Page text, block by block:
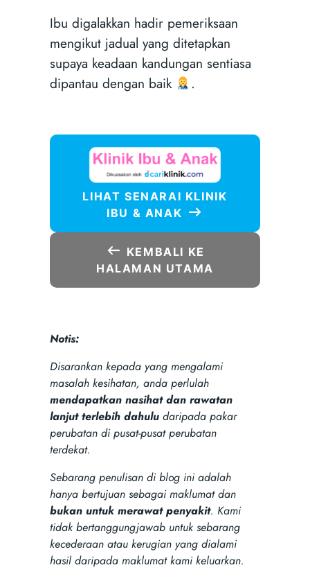
Ibu digalakkan hadir pemeriksaan
mengikut jadual yang ditetapkan
supaya keadaan kandungan sentiasa
dipantau dengan baik
.
LIHAT SENARAI KLINIK
IBU & ANAK
KEMBALI KE
HALAMAN UTAMA
Notis:
Disarankan kepada yang mengalami
masalah kesihatan, anda perlulah
mendapatkan nasihat dan rawatan
lanjut terlebih dahuludaripada pakar
perubatan di pusat-pusat perubatan
terdekat.
Sebarang penulisan di blog ini adalah
hanya bertujuan sebagai maklumat dan
bukan untuk merawat penyakit. Kami
tidak bertanggungjawab untuk sebarang
kecederaan atau kerugian yang dialami
hasil daripada maklumat kami keluarkan.